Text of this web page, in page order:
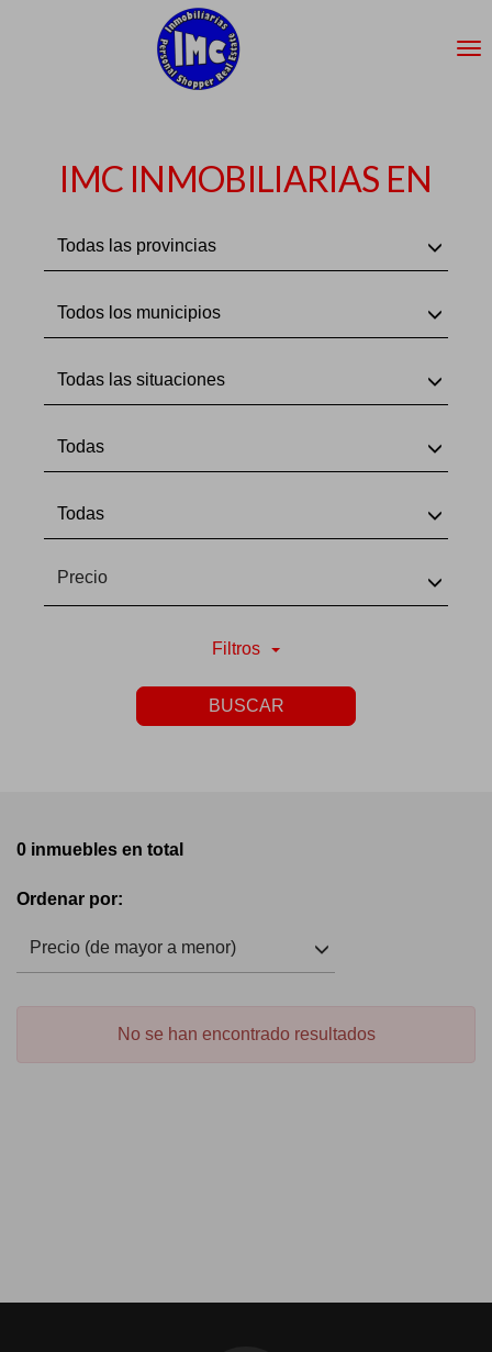
IMC INMOBILIARIAS EN
Todas las provincias
Todos los municipios
Todas las situaciones
Todas
Todas
Precio
Filtros
BUSCAR
0 inmuebles en total
Ordenar por:
Precio (de mayor a menor)
No se han encontrado resultados